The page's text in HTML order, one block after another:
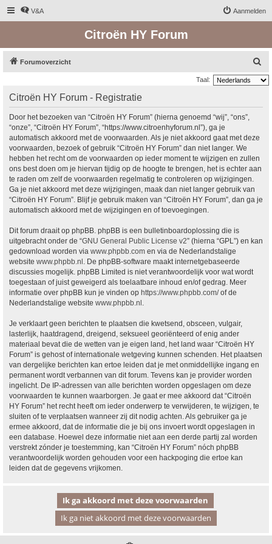
V&A Aanmelden
Citroën HY Forum
Forumoverzicht
o
Taal:
Citroën HY Forum - Registratie
Door het bezoeken van “Citroën HY Forum” (hierna genoemd “wij”, “ons”,
“onze”, “Citroën HY Forum”, “https://www.citroenhyforum.nl”), ga je
automatisch akkoord met de voorwaarden. Als je niet akkoord gaat met deze
voorwaarden, bezoek of gebruik “Citroën HY Forum” dan niet langer. We
hebben het recht om de voorwaarden op ieder moment te wijzigen en zullen
ons best doen om je hiervan tijdig op de hoogte te brengen, het is echter aan
te raden om zelf de voorwaarden regelmatig te controleren op wijzigingen.
Ga je niet akkoord met deze wijzigingen, maak dan niet langer gebruik van
“Citroën HY Forum”. Blijf je gebruik maken van “Citroën HY Forum”, dan ga je
automatisch akkoord met de wijzigingen en of toevoegingen.
Dit forum draait op phpBB. phpBB is een bulletinboardoplossing die is
uitgebracht onder de “GNU General Public License v2” (hierna “GPL”) en kan
gedownload worden via www.phpbb.com en via de Nederlandstalige
website www.phpbb.nl . De phpBB-software maakt internetgebaseerde
discussies mogelijk. phpBB Limited is niet verantwoordelijk voor wat wordt
toegestaan of juist geweigerd als toelaatbare inhoud en/of gedrag. Meer
informatie over phpBB kun je vinden op https://www.phpbb.com/of de
Nederlandstalige website www.phpbb.nl .
Je verklaart geen berichten te plaatsen die kwetsend, obsceen, vulgair,
lasterlijk, haatdragend, dreigend, seksueel georiënteerd of enig ander
materiaal bevat die de wetten van je eigen land, het land waar “Citroën HY
Forum” is gehost of internationale wetgeving kunnen schenden. Het plaatsen
van dergelijke berichten kan ertoe leiden dat je met onmiddellijke ingang en
permanent wordt verbannen van dit forum. Tevens kan je provider worden
ingelicht. De IP-adressen van alle berichten worden opgeslagen om deze
voorwaarden te kunnen waarborgen. Je gaat er mee akkoord dat “Citroën
HY Forum” het recht heeft om ieder onderwerp te verwijderen, te wijzigen, te
sluiten of te verplaatsen wanneer zij dit nodig achten. Als gebruiker ga je
ermee akkoord, dat de informatie die je bij ons invoert wordt opgeslagen in
een database. Hoewel deze informatie niet aan een derde partij zal worden
verstrekt zónder je toestemming, kan “Citroën HY Forum” nóch phpBB
verantwoordelijk worden gehouden voor een hackpoging die ertoe kan
leiden dat de gegevens vrijkomen.